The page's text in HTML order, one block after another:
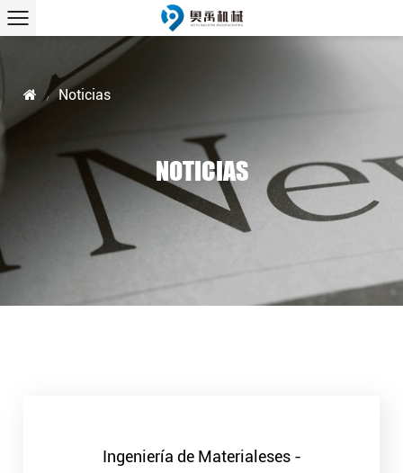
/ Noticias
NOTICIAS
Ingeniería de Materialeses -